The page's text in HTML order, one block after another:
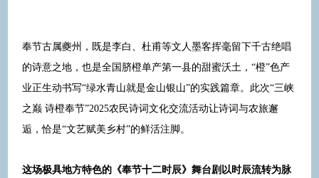
奉节古属夔州，既是李白、杜甫等文人墨客挥毫留下千古绝唱
的诗意之地，也是全国脐橙单产第一县的甜蜜沃土，“橙”色产
业正生动书写“绿水青山就是金山银山”的实践篇章。此次“三峡
之巅 诗橙奉节”2025农民诗词文化交流活动让诗词与农旅邂
逅，恰是“文艺赋美乡村”的鲜活注脚。
这场极具地方特色的《奉节十二时辰》舞台剧以时辰流转为脉